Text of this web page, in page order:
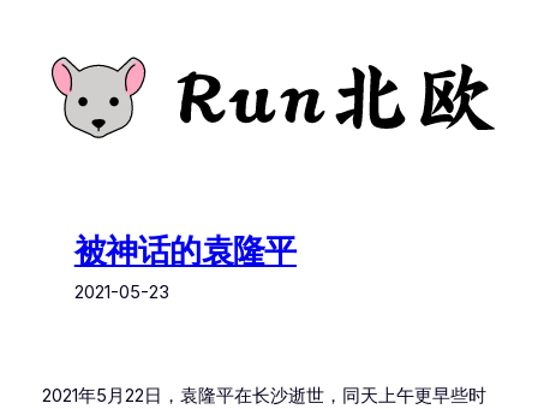
被神话的袁隆平
2021-05-23
2021年5月22日，袁隆平在长沙逝世，同天上午更早些时